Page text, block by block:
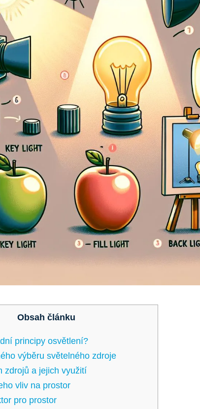
Obsah článku
principy osvětlení?
výběru světelného zdroje
zdrojů a jejich využití
vliv na prostor
pro prostor